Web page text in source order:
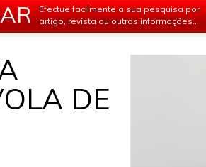
Efectue facilmente a sua pesquisa por
artigo, revista ou outras informações...
DE